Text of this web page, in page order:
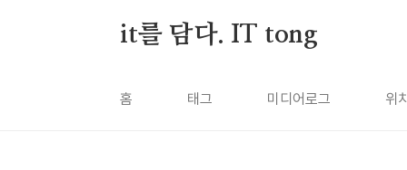
it를 담다. IT tong
홈 태그 미디어로그 위